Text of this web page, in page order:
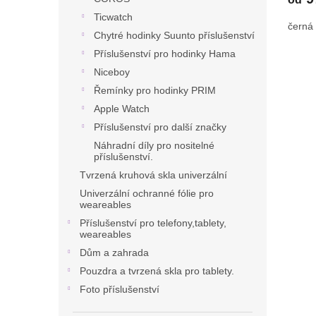
Ticwatch
Chytré hodinky Suunto příslušenství
Příslušenství pro hodinky Hama
Niceboy
Řemínky pro hodinky PRIM
Apple Watch
Příslušenství pro další značky
Náhradní díly pro nositelné
příslušenství.
Tvrzená kruhová skla univerzální
Univerzální ochranné fólie pro
weareables
Příslušenství pro telefony,tablety,
weareables
Dům a zahrada
Pouzdra a tvrzená skla pro tablety.
Foto příslušenství
černá